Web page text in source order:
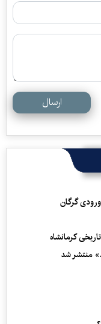
ارسال
گرگان
کرمانشاه
منتشر شد